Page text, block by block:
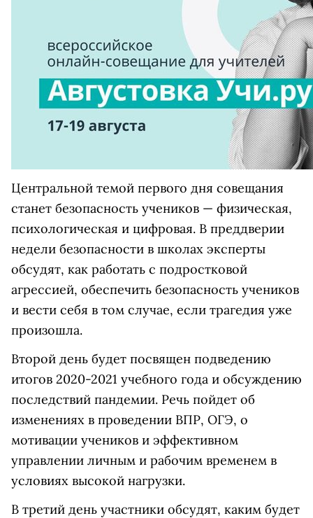
Центральной темой первого дня совещания
станет безопасность учеников — физическая,
психологическая и цифровая. В преддверии
недели безопасности в школах эксперты
обсудят, как работать с подростковой
агрессией, обеспечить безопасность учеников
и вести себя в том случае, если трагедия уже
произошла.
Второй день будет посвящен подведению
итогов 2020-2021 учебного года и обсуждению
последствий пандемии. Речь пойдет об
изменениях в проведении ВПР, ОГЭ, о
мотивации учеников и эффективном
управлении личным и рабочим временем в
условиях высокой нагрузки.
В третий день участники обсудят, каким будет